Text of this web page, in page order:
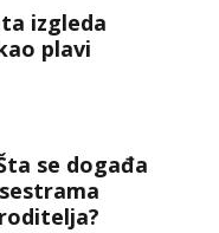
izgleda
plavi
se događa